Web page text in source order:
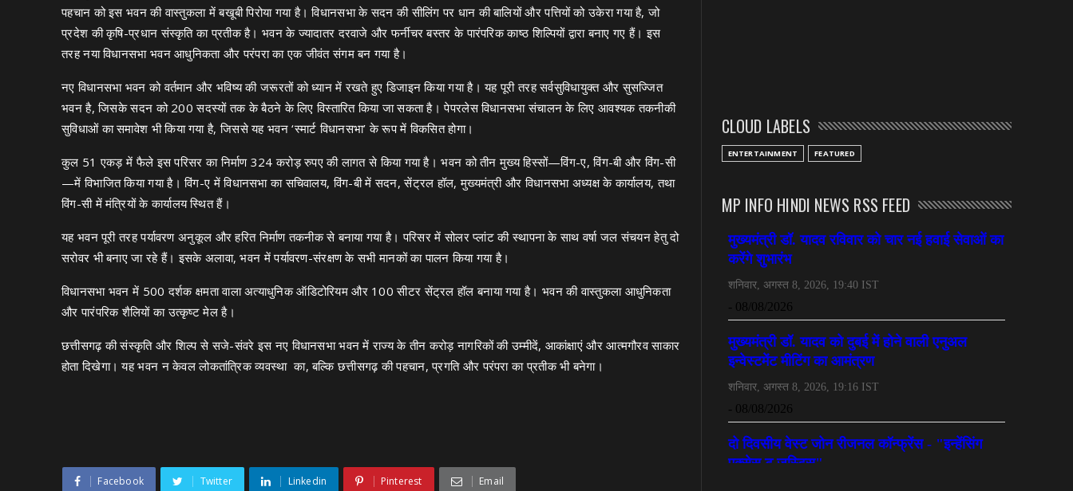
पहचान को इस भवन की वास्तुकला में बखूबी पिरोया गया है। विधानसभा के सदन की सीलिंग पर धान की बालियों और पत्तियों को उकेरा गया है, जो
प्रदेश की कृषि-प्रधान संस्कृति का प्रतीक है। भवन के ज्यादातर दरवाजे और फर्नीचर बस्तर के पारंपरिक काष्ठ शिल्पियों द्वारा बनाए गए हैं। इस
तरह नया विधानसभा भवन आधुनिकता और परंपरा का एक जीवंत संगम बन गया है।
नए विधानसभा भवन को वर्तमान और भविष्य की जरूरतों को ध्यान में रखते हुए डिजाइन किया गया है। यह पूरी तरह सर्वसुविधायुक्त और सुसज्जित
भवन है, जिसके सदन को 200 सदस्यों तक के बैठने के लिए विस्तारित किया जा सकता है। पेपरलेस विधानसभा संचालन के लिए आवश्यक तकनीकी
सुविधाओं का समावेश भी किया गया है, जिससे यह भवन ‘स्मार्ट विधानसभा’ के रूप में विकसित होगा।
कुल 51 एकड़ में फैले इस परिसर का निर्माण 324 करोड़ रुपए की लागत से किया गया है। भवन को तीन मुख्य हिस्सों—विंग-ए, विंग-बी और विंग-सी
—में विभाजित किया गया है। विंग-ए में विधानसभा का सचिवालय, विंग-बी में सदन, सेंट्रल हॉल, मुख्यमंत्री और विधानसभा अध्यक्ष के कार्यालय, तथा
विंग-सी में मंत्रियों के कार्यालय स्थित हैं।
यह भवन पूरी तरह पर्यावरण अनुकूल और हरित निर्माण तकनीक से बनाया गया है। परिसर में सोलर प्लांट की स्थापना के साथ वर्षा जल संचयन हेतु दो
सरोवर भी बनाए जा रहे हैं। इसके अलावा, भवन में पर्यावरण-संरक्षण के सभी मानकों का पालन किया गया है।
विधानसभा भवन में 500 दर्शक क्षमता वाला अत्याधुनिक ऑडिटोरियम और 100 सीटर सेंट्रल हॉल बनाया गया है। भवन की वास्तुकला आधुनिकता
और पारंपरिक शैलियों का उत्कृष्ट मेल है।
छत्तीसगढ़ की संस्कृति और शिल्प से सजे-संवरे इस नए विधानसभा भवन में राज्य के तीन करोड़ नागरिकों की उम्मीदें, आकांक्षाएं और आत्मगौरव साकार
होता दिखेगा। यह भवन न केवल लोकतांत्रिक व्यवस्था का, बल्कि छत्तीसगढ़ की पहचान, प्रगति और परंपरा का प्रतीक भी बनेगा।
Facebook Twitter Linkedin Pinterest Email
CLOUD LABELS
ENTERTAINMENT FEATURED
MP INFO HINDI NEWS RSS FEED